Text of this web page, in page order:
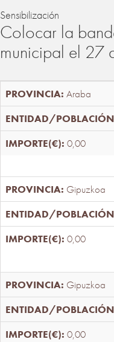
Sensibilización
Colocar la
municipal el 27
Araba
0,00
Gipuzkoa
0,00
Gipuzkoa
0,00